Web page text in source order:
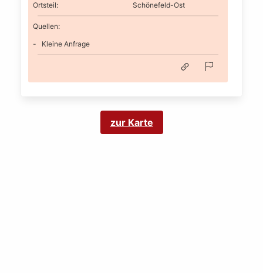
Ortsteil: Schönefeld-Ost
Quellen:
Kleine Anfrage
zur Karte